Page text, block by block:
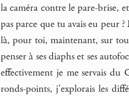
la caméra contre le pare-brise,
pas parce que tu avais eu peur
là, pour toi, maintenant, sur
penser à ses diaphs et ses
effectivement je me servais du
ronds-points, j’explorais les